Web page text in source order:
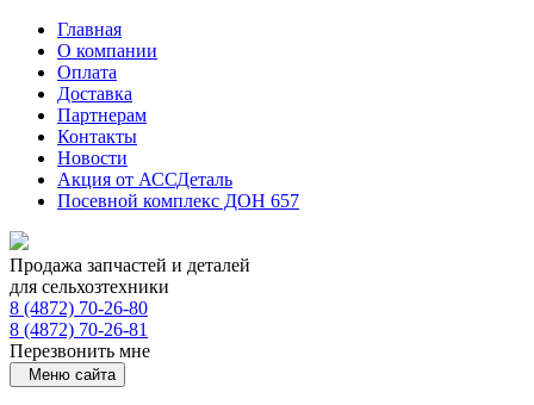
Главная
О компании
Оплата
Доставка
Партнерам
Контакты
Новости
Акция от АССДеталь
Посевной комплекс ДОН 657
Продажа запчастей и деталей
для сельхозтехники
8 (4872) 70-26-80
8 (4872) 70-26-81
Перезвонить мне
Меню сайта